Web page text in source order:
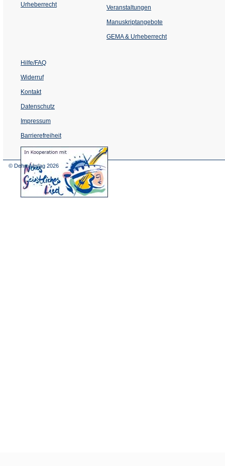
Urheberrecht Veranstaltungen
einem
Tab)
Manuskriptangebote
GEMA & Urheberrecht
Hilfe/FAQ
Widerruf
Kontakt
Datenschutz
Impressum
Barrierefreiheit
(Öffnet
in
© Dehm Verlag 2026